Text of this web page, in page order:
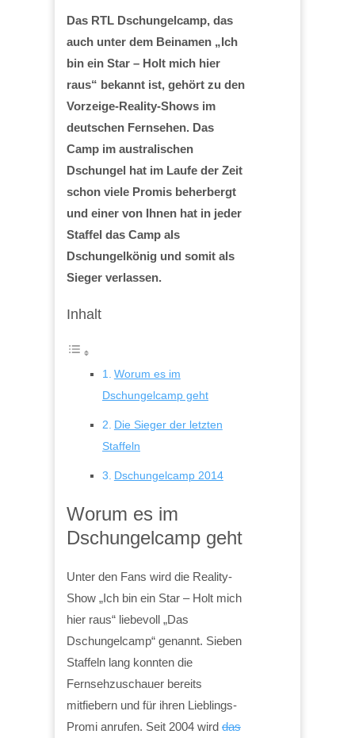
Das RTL Dschungelcamp, das
auch unter dem Beinamen „Ich
bin ein Star – Holt mich hier
raus“ bekannt ist, gehört zu den
Vorzeige-Reality-Shows im
deutschen Fernsehen. Das
Camp im australischen
Dschungel hat im Laufe der Zeit
schon viele Promis beherbergt
und einer von Ihnen hat in jeder
Staffel das Camp als
Dschungelkönig und somit als
Sieger verlassen.
Inhalt
Worum es im
Dschungelcamp geht
Die Sieger der letzten
Staffeln
Dschungelcamp 2014
Worum es im
Dschungelcamp geht
Unter den Fans wird die Reality-
Show „Ich bin ein Star – Holt mich
hier raus“ liebevoll „Das
Dschungelcamp“ genannt. Sieben
Staffeln lang konnten die
Fernsehzuschauer bereits
mitfiebern und für ihren Lieblings-
Promi anrufen. Seit 2004 wird das